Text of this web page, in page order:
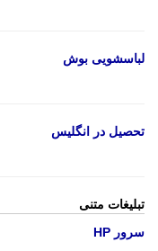
لباسشویی بوش
تحصیل در انگلیس
تبلیغات متنی
سرور HP